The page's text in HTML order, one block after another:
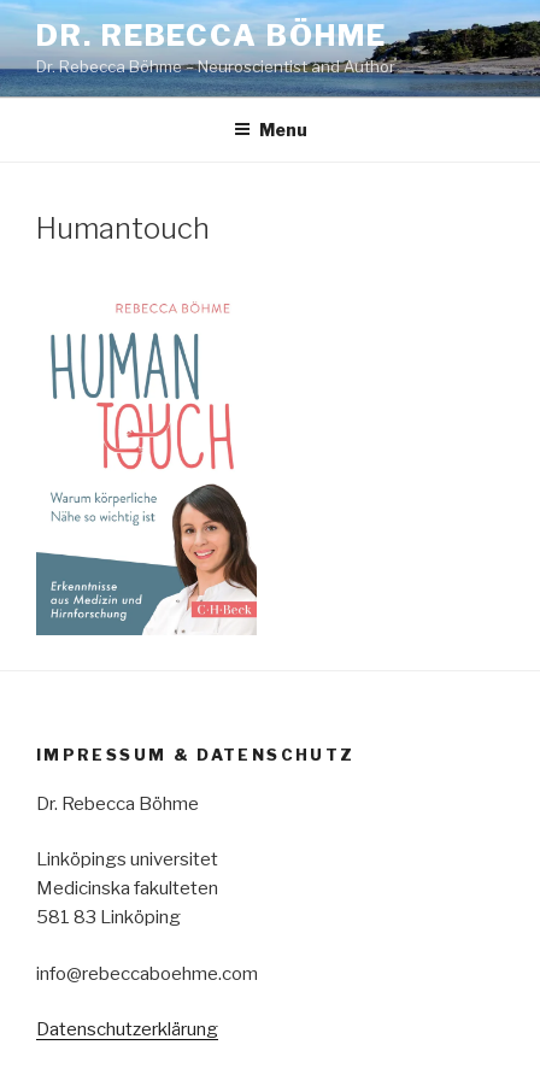
Skip
content
DR. REBECCA BÖHME
Dr. Rebecca Böhme – Neuroscientist and Author
Menu
Humantouch
IMPRESSUM & DATENSCHUTZ
Dr. Rebecca Böhme
Linköpings universitet
Medicinska fakulteten
581 83 Linköping
info@rebeccaboehme.com
Datenschutzerklärung